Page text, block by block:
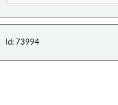
Id: 73994